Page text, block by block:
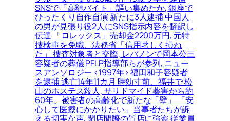
SNSで「高額バイト」謳い集めたか, 銀座で
ひったくり自作自演 新たに3人逮捕 中国人
の男が見張り役2人にSNS指示内容を翻訳し
伝達 「ロレックス」売却金2200万円, 元特
捜検事を免職、法務省「信用著しく損ね
た」 捜査対象者と交際, レバノンで岡本公三
容疑者の葬儀 PFLP指導部らが参列, ニュー
スアンソロジー <1997年> 福田和子容疑者
を逮捕 逃亡14年11カ月 時効寸前、福井で 松
山のホステス殺人, サリドマイド薬害から約
60年、被害者の高齢化で新たな「壁」 「安
心して医療にかかりたい」当事者たちが訴
える切実な声, 閉店間際の質店に強盗 従業員